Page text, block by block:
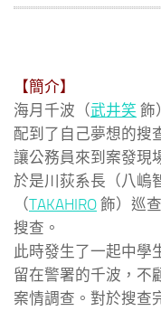
【簡介】
海月千波（武井笑 飾
配到了自己夢想的搜
讓公務員來到案發現
於是川荻系長（八嵨
（TAKAHIRO 飾）巡
搜查。
此時發生了一起中學
留在警署的千波，不
案情調查。對於搜查